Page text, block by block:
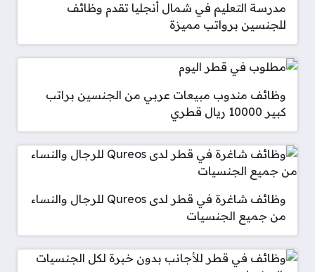
مدرسة التعليم في شمال أنجليا تقدم وظائف
للجنسين برواتب مميزة
وظائف مندوب مبيعات عربي من الجنسين براتب
كبير 10000 ريال قطري
وظائف شاغرة في قطر لدى Qureos للرجال والنساء
من جميع الجنسيات